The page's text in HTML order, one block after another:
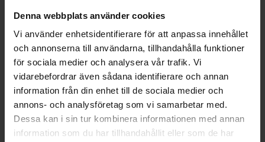
Denna webbplats använder cookies
Vi använder enhetsidentifierare för att anpassa innehållet
och annonserna till användarna, tillhandahålla funktioner
för sociala medier och analysera vår trafik. Vi
vidarebefordrar även sådana identifierare och annan
information från din enhet till de sociala medier och
annons- och analysföretag som vi samarbetar med.
Dessa kan i sin tur kombinera informationen med annan
information som du har tillhandahållit eller som de har
Netto kapacitet frys (l):
100
Årlig energiförbrukning (kWh/
år):
305
Ljudnivå (dBA):
39 decibel A (svagt prass
el från löv är ca 35 dB A)
Kapacitet kyl (l):
322
Kapacitet frys (l):
166